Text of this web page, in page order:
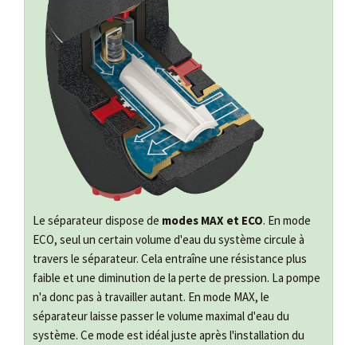
Le séparateur dispose de modes MAX et ECO. En mode
ECO, seul un certain volume d'eau du système circule à
travers le séparateur. Cela entraîne une résistance plus
faible et une diminution de la perte de pression. La pompe
n'a donc pas à travailler autant. En mode MAX, le
séparateur laisse passer le volume maximal d'eau du
système. Ce mode est idéal juste après l'installation du